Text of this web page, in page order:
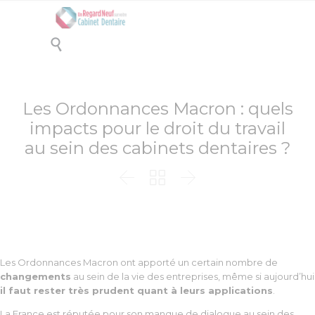

Les Ordonnances Macron : quels
impacts pour le droit du travail
au sein des cabinets dentaires ?
Les Ordonnances Macron ont apporté un certain nombre de
changements au sein de la vie des entreprises, même si aujourd’hui
il faut rester très prudent quant à leurs applications